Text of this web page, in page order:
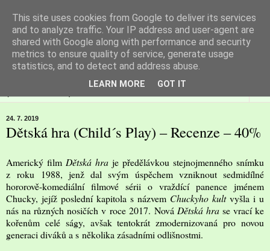
Filmspot
Recenze Honzy Vargy na filmové novinky v kinech
24. 7. 2019
Dětská hra (Child´s Play) – Recenze – 40%
Americký film Dětská hra je předělávkou stejnojmenného snímku
z roku 1988, jenž dal svým úspěchem vzniknout sedmidílné
hororově-komediální filmové sérii o vraždící panence jménem
Chucky, jejíž poslední kapitola s názvem Chuckyho kultvyšla i u
nás na různých nosičích v roce 2017. Nová Dětská hrase vrací ke
kořenům celé ságy, avšak tentokrát zmodernizovaná pro novou
generaci diváků a s několika zásadními odlišnostmi.
This site uses cookies from Google to deliver its services
and to analyze traffic. Your IP address and user-agent are
shared with Google along with performance and security
metrics to ensure quality of service, generate usage
statistics, and to detect and address abuse.
LEARN MORE GOT IT